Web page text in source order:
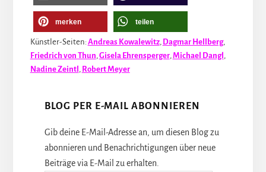
merken teilen
Künstler-Seiten:Andreas Kowalewitz, Dagmar Hellberg,
Friedrich von Thun Gisela Ehrensperger, Michael Dangl
Nadine Zeintl Robert Meyer
BLOG PER E-MAIL ABONNIEREN
Gib deine E-Mail-Adresse an, um diesen Blog zu
abonnieren und Benachrichtigungen über neue
Beiträge via E-Mail zu erhalten.